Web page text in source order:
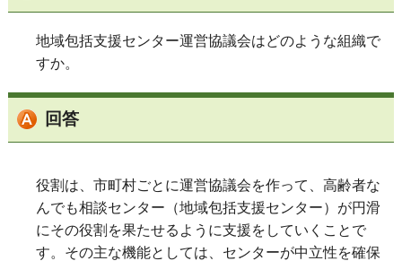
地域包括支援センター運営協議会はどのような組織で
すか。
回答
役割は、市町村ごとに運営協議会を作って、高齢者な
んでも相談センター（地域包括支援センター）が円滑
にその役割を果たせるように支援をしていくことで
す。その主な機能としては、センターが中立性を確保